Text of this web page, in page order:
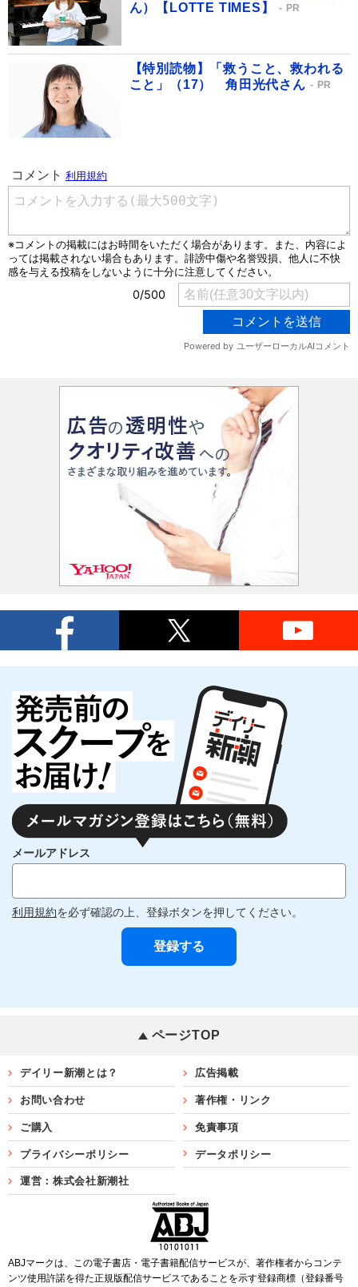
ん）【LOTTE TIMES】
PR
【特別読物】「救うこと、救われる
こと」（17） 角田光代さん
PR
メールアドレス
利用規約を必ず確認の上、登録ボタンを押してください。
ページTOP
デイリー新潮とは？ 広告掲載
お問い合わせ 著作権・リンク
ご購入 免責事項
プライバシーポリシー データポリシー
運営：株式会社新潮社
ABJマークは、この電子書店・電子書籍配信サービスが、著作権者からコンテ
ンツ使用許諾を得た正規版配信サービスであることを示す登録商標（登録番号